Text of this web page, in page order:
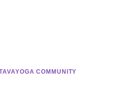
COMMUNITY